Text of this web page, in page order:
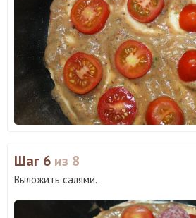
Шаг 6 из 8
Выложить салями.